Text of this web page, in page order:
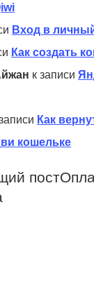
Вход в
Как создать
к записи
Как
кошельке
пост